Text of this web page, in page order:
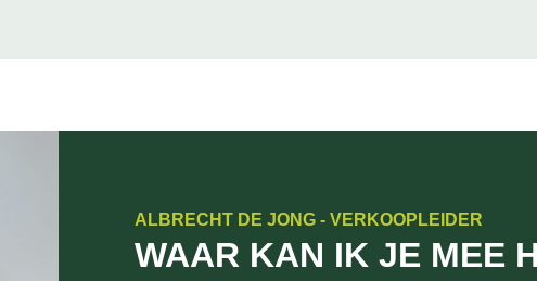
ALBRECHT DE JONG - VERKOOPLEIDER
WAAR KAN IK JE MEE